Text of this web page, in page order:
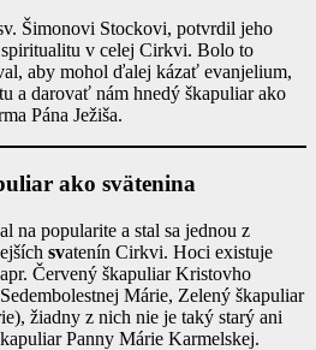
Šimonovi Stockovi, potvrdil jeho
v celej Cirkvi. Bolo to
aby mohol ďalej kázať evanjelium,
a darovať nám hnedý škapuliar ako
Pána Ježiša.
ako svätenina
na popularite a stal sa jednou z
svatenín Cirkvi. Hoci existuje
Červený škapuliar Kristovho
Márie, Zelený škapuliar
žiadny z nich nie je taký starý ani
Panny Márie Karmelskej.